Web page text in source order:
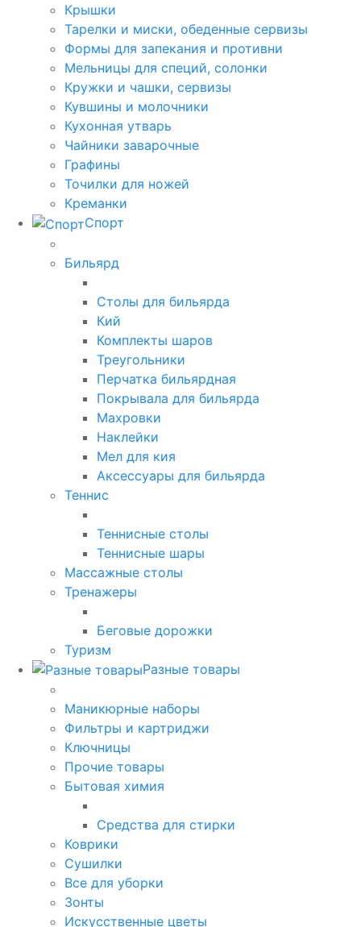
Крышки
Тарелки и миски, обеденные сервизы
Формы для запекания и противни
Мельницы для специй, солонки
Кружки и чашки, сервизы
Кувшины и молочники
Кухонная утварь
Чайники заварочные
Графины
Точилки для ножей
Креманки
Спорт
Бильярд
Столы для бильярда
Кий
Комплекты шаров
Треугольники
Перчатка бильярдная
Покрывала для бильярда
Махровки
Наклейки
Мел для кия
Аксессуары для бильярда
Теннис
Теннисные столы
Теннисные шары
Массажные столы
Тренажеры
Беговые дорожки
Туризм
Разные товары
Маникюрные наборы
Фильтры и картриджи
Ключницы
Прочие товары
Бытовая химия
Средства для стирки
Коврики
Сушилки
Все для уборки
Зонты
Искусственные цветы